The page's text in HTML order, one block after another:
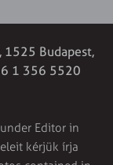
1525 Budapest,
1 356 5520
Editor in
kérjük írja